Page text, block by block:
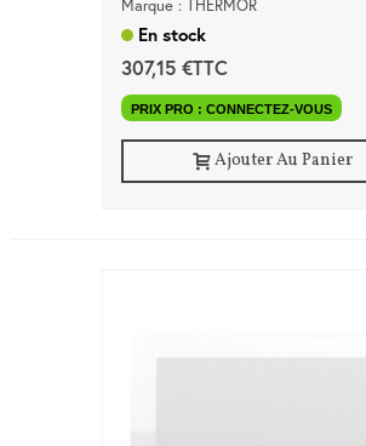
Marque : THERMOR
En stock
307,15 €TTC
PRIX PRO : CONNECTEZ-VOUS
Ajouter Au Panier